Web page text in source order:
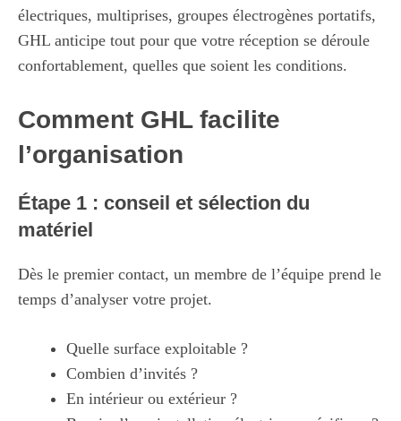
électriques, multiprises, groupes électrogènes portatifs,
GHL anticipe tout pour que votre réception se déroule
confortablement, quelles que soient les conditions.
Comment GHL facilite
l’organisation
Étape 1 : conseil et sélection du
matériel
Dès le premier contact, un membre de l’équipe prend le
temps d’analyser votre projet.
Quelle surface exploitable ?
Combien d’invités ?
En intérieur ou extérieur ?